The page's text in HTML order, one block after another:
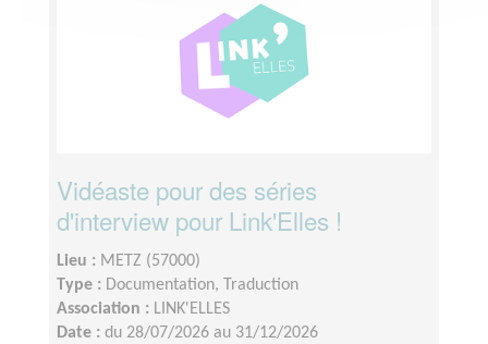
Vidéaste pour des séries
d'interview pour Link'Elles !
Lieu : METZ (57000)
Type : Documentation, Traduction
Association : LINK'ELLES
Date : du 28/07/2026 au 31/12/2026